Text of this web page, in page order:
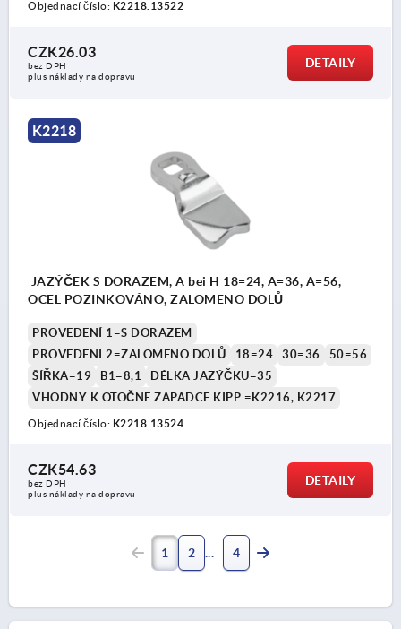
Objednací číslo: K2218.13522
CZK26.03
bez DPH
plus náklady na dopravu
DETAILY
K2218
JAZÝČEK S DORAZEM, A bei H 18=24, A=36, A=56,
OCEL POZINKOVÁNO, ZALOMENO DOLŮ
PROVEDENÍ 1=S DORAZEM
PROVEDENÍ 2=ZALOMENO DOLŮ
18=24 30=36
50=56
ŠÍŘKA=19
B1=8,1
DÉLKA JAZÝČKU=35
VHODNÝ K OTOČNÉ ZÁPADCE KIPP =K2216, K2217
Objednací číslo: K2218.13524
CZK54.63
bez DPH
plus náklady na dopravu
DETAILY
1 2 4